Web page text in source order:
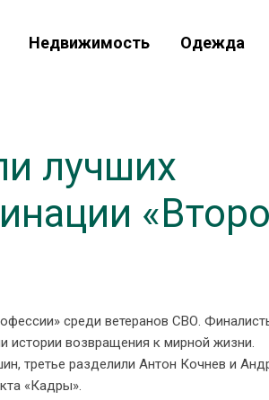
Недвижимость Одежда
лучших
среди ветеранов СВО.
истории возвращения к мирной жизни.
третье разделили Антон Кочнев и
«Кадры».